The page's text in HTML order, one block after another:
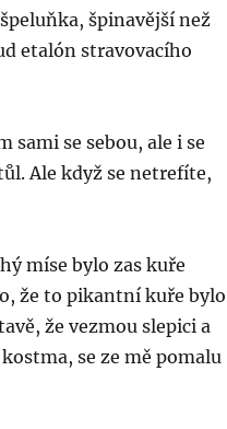
špinavější než
etalón stravovacího
sami se sebou, ale i se
Ale když se netrefíte,
míse bylo zas kuře
že to pikantní kuře bylo
že vezmou slepici a
se ze mě pomalu